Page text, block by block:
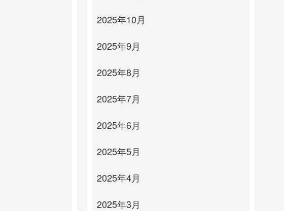
2025年10月
2025年9月
2025年8月
2025年7月
2025年6月
2025年5月
2025年4月
2025年3月